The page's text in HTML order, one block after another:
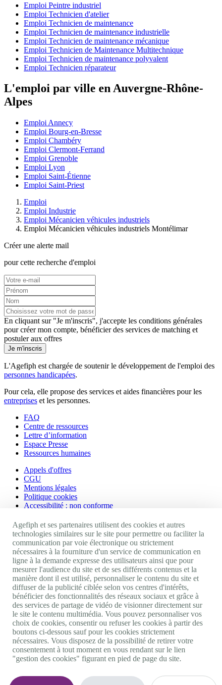
Emploi Peintre industriel
Emploi Technicien d'atelier
Emploi Technicien de maintenance
Emploi Technicien de maintenance industrielle
Emploi Technicien de maintenance mécanique
Emploi Technicien de Maintenance Multitechnique
Emploi Technicien de maintenance polyvalent
Emploi Technicien réparateur
L'emploi par ville en Auvergne-Rhône-
Alpes
Emploi Annecy
Emploi Bourg-en-Bresse
Emploi Chambéry
Emploi Clermont-Ferrand
Emploi Grenoble
Emploi Lyon
Emploi Saint-Étienne
Emploi Saint-Priest
Emploi
Emploi Industrie
Emploi Mécanicien véhicules industriels
Emploi Mécanicien véhicules industriels Montélimar
Créer une alerte mail
pour cette recherche d'emploi
En cliquant sur "Je m'inscris", j'accepte les conditions générales
pour créer mon compte, bénéficier des services de matching et
postuler aux offres
Je m'inscris
L'Agefiph est chargée de soutenir le développement de l'emploi des
personnes handicapées.
Pour cela, elle propose des services et aides financières pour les
entreprises et les personnes.
FAQ
Centre de ressources
Lettre d’information
Espace Presse
Ressources humaines
Appels d'offres
CGU
Mentions légales
Politique cookies
Accessibilité : non conforme
Nos autres sites
Site portail Agefiph
Activateur de progrès
Handinnov
Innovation et recherche
Université du RRH
Service AppuiPro
Nous suivre
Youtube
Linkedin
Facebook
Twitter
0 800 11 10 09Services & appel gratuitsDe 9h à 18h.
Agefiph et ses partenaires utilisent des cookies et autres
technologies similaires sur le site pour permettre ou faciliter la
communication par voie électronique ou strictement
nécessaires à la fourniture d'un service de communication en
ligne à la demande expresse des utilisateurs ainsi que pour
mesurer l'audience du site et de ses différents contenus et la
manière dont il est utilisé, personnaliser le contenu du site et
diffuser de la publicité ciblée selon vos centres d'intérêts,
bénéficier des fonctionnalités des réseaux sociaux et grâce à
des services de partage de vidéo de visionner directement sur
le site le contenu multimédia. Vous pouvez personnaliser vos
choix de cookies, consentir ou refuser les cookies à partir des
boutons ci-dessous sauf pour les cookies strictement
nécessaires. Vous disposez de la possibilité de retirer votre
consentement à tout moment en vous rendant sur le lien
"gestion des cookies" figurant en pied de page du site.